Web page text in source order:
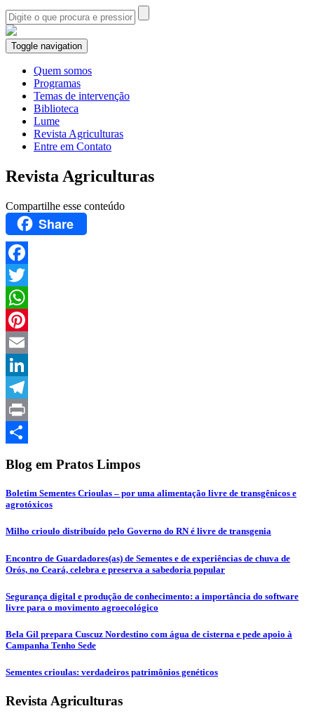
Toggle navigation
Quem somos
Programas
Temas de intervenção
Biblioteca
Lume
Revista Agriculturas
Entre em Contato
Revista Agriculturas
Compartilhe esse conteúdo
Share
Facebook
Twitter
WhatsApp
Pinterest
Email
LinkedIn
Telegram
Print
Blog em Pratos Limpos
Boletim Sementes Crioulas – por uma alimentação livre de transgênicos e
agrotóxicos
Milho crioulo distribuído pelo Governo do RN é livre de transgenia
Encontro de Guardadores(as) de Sementes e de experiências de chuva de
Orós, no Ceará, celebra e preserva a sabedoria popular
Segurança digital e produção de conhecimento: a importância do software
livre para o movimento agroecológico
Bela Gil prepara Cuscuz Nordestino com água de cisterna e pede apoio à
Campanha Tenho Sede
Sementes crioulas: verdadeiros patrimônios genéticos
Revista Agriculturas